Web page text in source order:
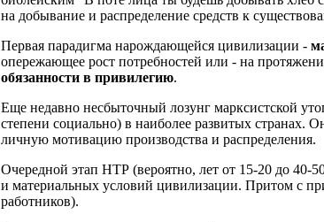
на добывание и распределение средств к
Первая парадигма нарождающейся цивилизации -
опережающее рост потребностей или - на
обязанности в привилегию.
Еще недавно несбыточный лозунг марксистской
степени социально) в наиболее развитых странах.
личную мотивацию производства и распределения.
Очередной этап НТР (вероятно, лет от 15-20 до 40-
и материальных условий цивилизации. Притом с
работников).